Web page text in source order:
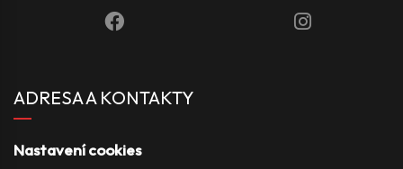
ADRESA A KONTAKTY
Nastavení cookies